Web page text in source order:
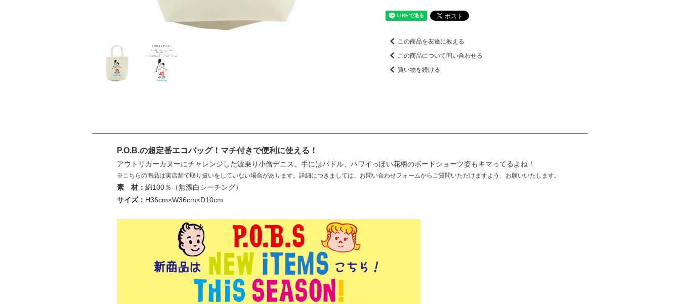
この商品を友達に教える
この商品について問い合わせる
買い物を続ける
P.O.B.の超定番エコバッグ！マチ付きで便利に使える！
アウトリガーカヌーにチャレンジした波乗り小僧デニス。手にはパドル、ハワイっぽい花柄のボードショーツ姿もキマってるよね！
※こちらの商品は実店舗で取り扱いをしていない場合があります。詳細につきましては、お問い合わせフォームからご質問いただけますよう、お願いいたします。
素 材： 綿100％（無漂白シーチング）
サイズ： H36cm×W36cm×D10cm